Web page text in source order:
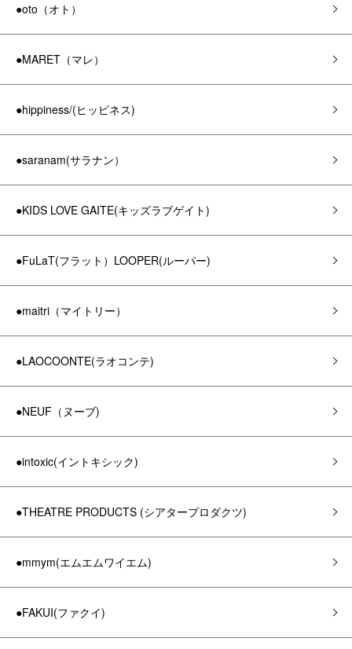
●oto（オト）
●MARET（マレ）
●hippiness/(ヒッピネス)
●saranam(サラナン）
●KIDS LOVE GAITE(キッズラブゲイト)
●FuLaT(フラット）LOOPER(ルーパー)
●maitri（マイトリー）
●LAOCOONTE(ラオコンテ)
●NEUF（ヌーブ)
●intoxic(イントキシック)
●THEATRE PRODUCTS (シアタープロダクツ)
●mmym(エムエムワイエム)
●FAKUI(ファクイ)